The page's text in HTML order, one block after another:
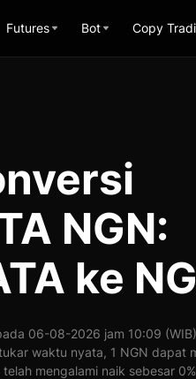
Futures Bot Copy
NGN:
ke
06-08-2026 jam 10:09
waktu nyata, 1 NGN dapat
mengalami naik sebesar